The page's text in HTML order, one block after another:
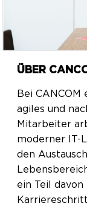
ÜBER
Bei
agiles und
Mitarbeiter
moderner IT-
den
ein Teil davon